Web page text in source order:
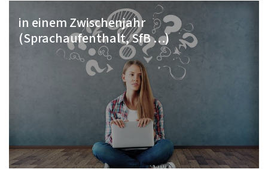
in einem Zwischenjahr
(Sprachaufenthalt, SfB …)